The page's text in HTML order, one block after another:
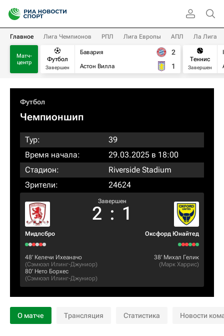
Главное Лига Чемпионов РПЛ Лига Европы АПЛ Ла Лига
Матч-
центр
Футбол
Завершен
Бавария
Астон Вилла
2
1
Теннис
Завершен
Футбол
Чемпионшип
Тур:
39
Время начала:
29.03.2025 в 18:00
Стадион:
Riverside Stadium
Зрители:
24624
Мидлсбро
Завершен
2 : 1
Оксфорд Юнайтед
48‎’‎ Келечи Ихеаначо
(Сэмюэл Илинг-Джуниор)
80‎’‎ Нето Борхес
(Сэмюэл Илинг-Джуниор)
38‎’‎ Михал Гелик
(Марк Харрис)
О матче Трансляция Статистика Новости